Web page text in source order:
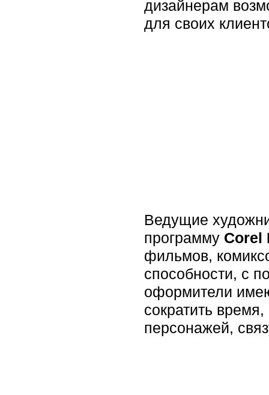
дизайнерам
для своих
Ведущие
программу Corel
фильмов,
способности, с
оформители
сократить
персонажей,